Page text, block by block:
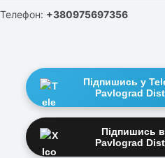
Телефон: +380975697356
Підпишись у
Pavlograd
Підпишись
Pavlograd